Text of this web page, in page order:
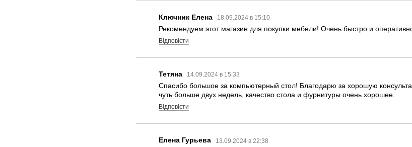
Ключник Елена 18.09.2024 в 15:10
Рекомендуем этот магазин для покупки мебели! Очень быстро и
Відповісти
Тетяна 14.09.2024 в 15:33
Спасибо большое за компьютерный стол! Благодарю за хорошую
чуть больше двух недель, качество стола и фурнитуры очень хорошее.
Відповісти
Елена Гурьева 13.09.2024 в 22:38